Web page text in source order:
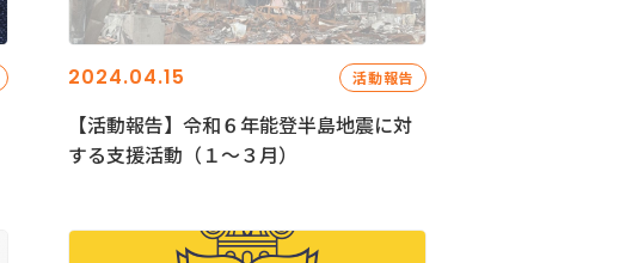
2024.04.15 活動報告
【活動報告】令和６年能登半島地震に対
する支援活動（１〜３月）